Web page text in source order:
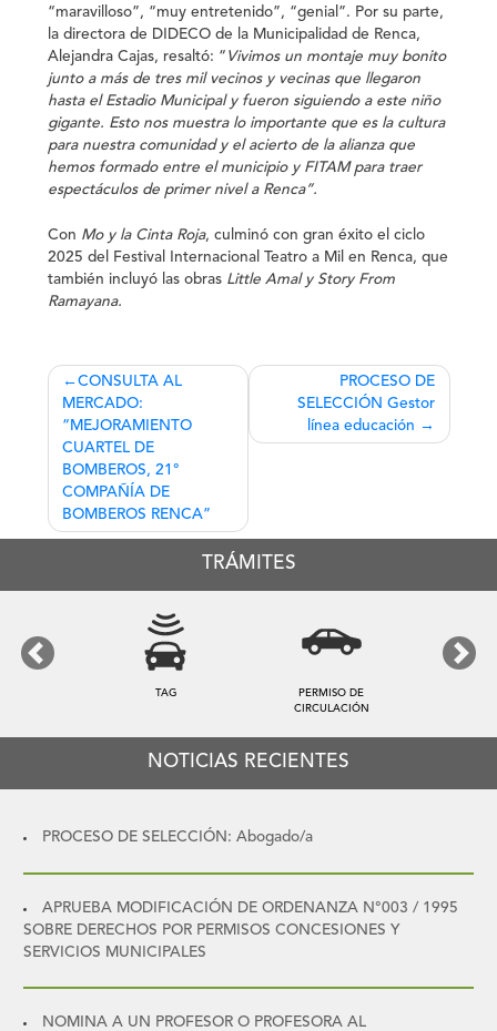
“maravilloso”, “muy entretenido”, “genial”. Por su parte,
la directora de DIDECO de la Municipalidad de Renca,
Alejandra Cajas, resaltó: “ Vivimos un montaje muy bonito
junto a más de tres mil vecinos y vecinas que llegaron
hasta el Estadio Municipal y fueron siguiendo a este niño
gigante. Esto nos muestra lo importante que es la cultura
para nuestra comunidad y el acierto de la alianza que
hemos formado entre el municipio y FITAM para traer
espectáculos de primer nivel a Renca”.
Con Mo y la Cinta Roja, culminó con gran éxito el ciclo
2025 del Festival Internacional Teatro a Mil en Renca, que
también incluyó las obras Little Amaly Story From
Ramayana.
Navegación
de
entradas
CONSULTA AL
MERCADO:
“MEJORAMIENTO
CUARTEL DE
BOMBEROS, 21°
COMPAÑÍA DE
BOMBEROS RENCA”
PROCESO DE
SELECCIÓN Gestor
línea educación
TRÁMITES
TARIFA DE ASEO
Previous Next
NOTICIAS RECIENTES
PROCESO DE SELECCIÓN: Abogado/a
APRUEBA MODIFICACIÓN DE ORDENANZA N°003 / 1995
SOBRE DERECHOS POR PERMISOS CONCESIONES Y
SERVICIOS MUNICIPALES
NOMINA A UN PROFESOR O PROFESORA AL